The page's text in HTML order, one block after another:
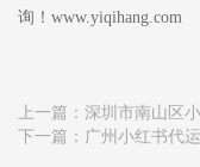
询！www.yiqihang.com
上一篇： 深圳市南山区
下一篇： 广州小红书代